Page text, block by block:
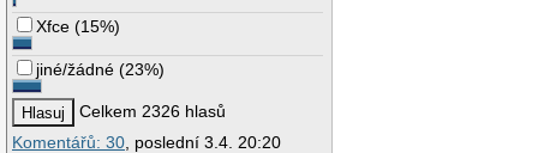
Xfce (15%)
jiné/žádné (23%)
Celkem 2326 hlasů
Komentářů: 30 , poslední 3.4. 20:20